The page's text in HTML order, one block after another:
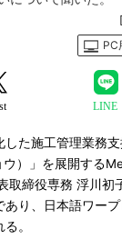
[
PC
LINE
た施工管理業務支
ウ）」を展開する
取締役専務 浮川初
り、日本語ワープ
。